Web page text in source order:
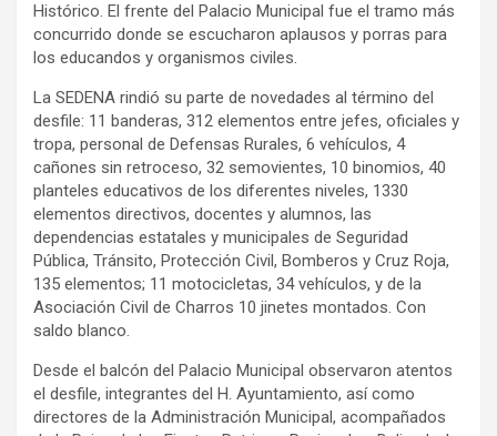
Histórico. El frente del Palacio Municipal fue el tramo más
concurrido donde se escucharon aplausos y porras para
los educandos y organismos civiles.
La SEDENA rindió su parte de novedades al término del
desfile: 11 banderas, 312 elementos entre jefes, oficiales y
tropa, personal de Defensas Rurales, 6 vehículos, 4
cañones sin retroceso, 32 semovientes, 10 binomios, 40
planteles educativos de los diferentes niveles, 1330
elementos directivos, docentes y alumnos, las
dependencias estatales y municipales de Seguridad
Pública, Tránsito, Protección Civil, Bomberos y Cruz Roja,
135 elementos; 11 motocicletas, 34 vehículos, y de la
Asociación Civil de Charros 10 jinetes montados. Con
saldo blanco.
Desde el balcón del Palacio Municipal observaron atentos
el desfile, integrantes del H. Ayuntamiento, así como
directores de la Administración Municipal, acompañados